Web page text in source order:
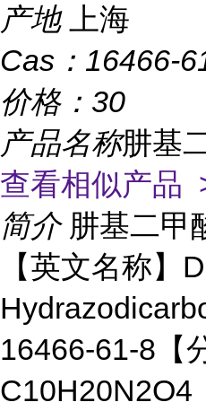
产地
上海
Cas： 16466-
价格： 30
产品名称肼基
查看相似产品
简介 肼基二甲
【英文名称】
16466-61-8【
C10H20N2O4